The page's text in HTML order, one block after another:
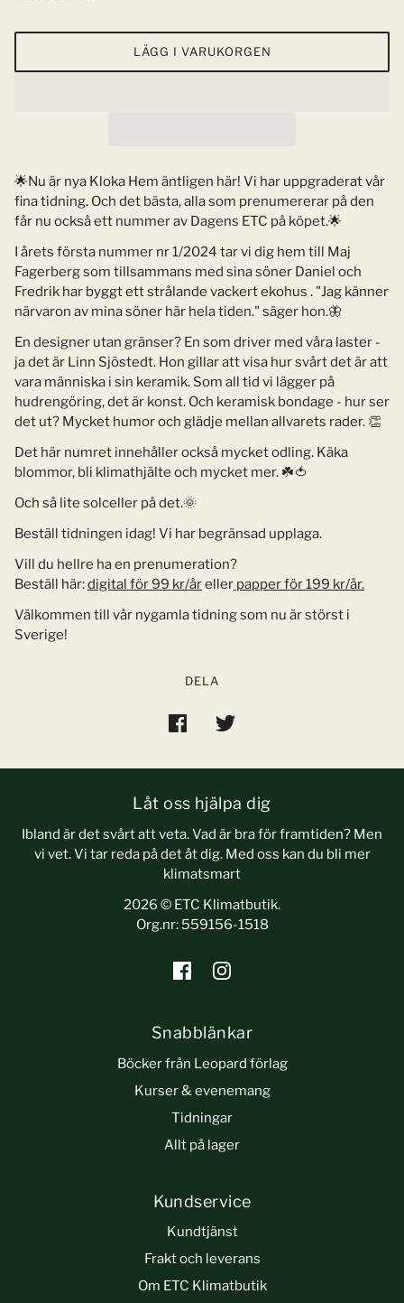
LÄGG I VARUKORGEN
🌟Nu är nya Kloka Hem äntligen här! Vi har uppgraderat vår
fina tidning. Och det bästa, alla som prenumererar på den
får nu också ett nummer av Dagens ETC på köpet.🌟
I årets första nummer nr 1/2024 tar vi dig hem till Maj
Fagerberg som tillsammans med sina söner Daniel och
Fredrik har byggt ett strålande vackert ekohus . "Jag känner
närvaron av mina söner här hela tiden." säger hon.🦋
En designer utan gränser? En som driver med våra laster -
ja det är Linn Sjöstedt. Hon gillar att visa hur svårt det är att
vara människa i sin keramik. Som all tid vi lägger på
hudrengöring, det är konst. Och keramisk bondage - hur ser
det ut? Mycket humor och glädje mellan allvarets rader. 👏
Det här numret innehåller också mycket odling. Käka
blommor, bli klimathjälte och mycket mer. ☘️🍅
Och så lite solceller på det.🌞
Beställ tidningen idag! Vi har begränsad upplaga.
Vill du hellre ha en prenumeration?
Beställ här:digital för 99 kr/åreller papper för 199 kr/år.
Välkommen till vår nygamla tidning som nu är störst i
Sverige!
DELA
Låt oss hjälpa dig
Ibland är det svårt att veta. Vad är bra för framtiden? Men
vi vet. Vi tar reda på det åt dig. Med oss kan du bli mer
klimatsmart
2026 © ETC Klimatbutik.
Org.nr: 559156-1518
Snabblänkar
Böcker från Leopard förlag
Kurser & evenemang
Tidningar
Allt på lager
Kundservice
Kundtjänst
Frakt och leverans
Om ETC Klimatbutik